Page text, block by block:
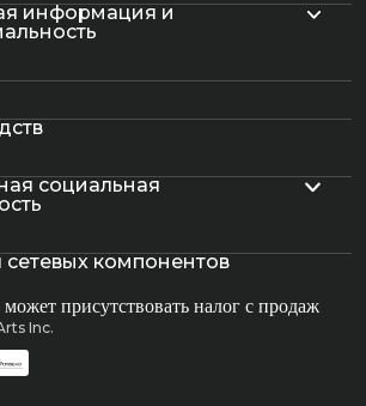
информация и
социальная
компонентов
присутствовать налог с продаж
Inc.